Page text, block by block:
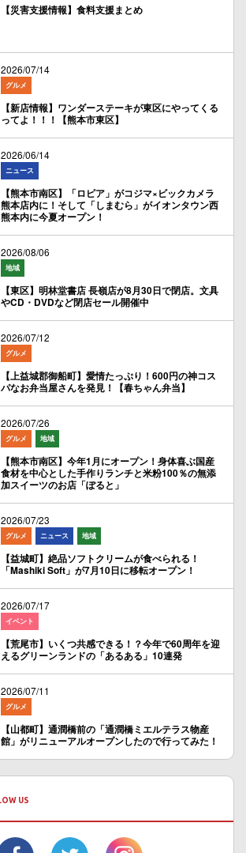
【災害支援情報】食料支援まとめ
2026/07/14
グルメ
【新店情報】ワンダーステーキが東区にやってくる
ってよ！！！【熊本市東区】
2026/06/14
ニュース
【熊本市南区】「ロピア」がコジマ×ビックカメラ
熊本店内に！そして「しまむら」がイオンタウン西
熊本内に今夏オープン！
2026/08/06
地域
【東区】明林堂書店 長嶺店が8月30日で閉店。文具
やCD・DVDなど閉店セール開催中
2026/07/12
グルメ
【上益城郡御船町】愛情たっぷり！600円の神コス
パなお弁当屋さんを発見！【春ちゃん弁当】
2026/07/26
グルメ 地域
【熊本市南区】今年1月にオープン！身体喜ぶ国産
食材を中心とした手作りランチと米粉100％の無添
加スイーツのお店「ぽると」
2026/07/23
グルメ ニュース 地域
【益城町】絶品ソフトクリームが食べられる！
「Mashiki Soft」が7月10日に移転オープン！
2026/07/17
イベント
【荒尾市】いくつ共感できる！？今年で60周年を迎
えるグリーンランドの「あるある」10連発
2026/07/11
グルメ
【山都町】通潤橋前の「通潤橋ミエルテラス物産
館」がリニューアルオープンしたので行ってみた！